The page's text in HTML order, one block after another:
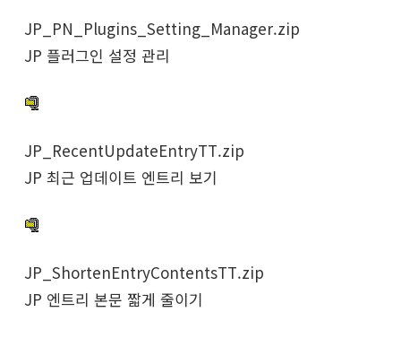
JP_PN_Plugins_Setting_Manager.zip
JP 플러그인 설정 관리
JP_RecentUpdateEntryTT.zip
JP 최근 업데이트 엔트리 보기
JP_ShortenEntryContentsTT.zip
JP 엔트리 본문 짧게 줄이기